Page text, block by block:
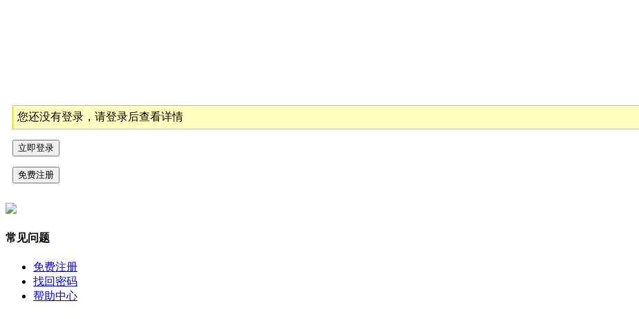
您还没有登录，请登录后查看详情
常见问题
免费注册
找回密码
帮助中心